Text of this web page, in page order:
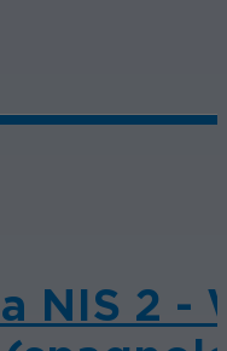
a NIS 2